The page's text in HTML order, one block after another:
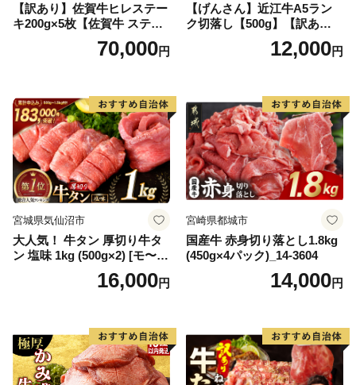
【訳あり】佐賀牛ヒレステー
キ200g×5枚【佐賀牛 ステー
キ ブランド肉 ヒレ肉 フィレ
肉 ジューシー ヘルシー】(H0
70,000円
【げんさん】近江牛A5ラン
ク切落し【500g】【訳あり】
12,000円
宮城県気仙沼市
大人気！ 牛タン 厚切り牛タ
ン 塩味 1kg (500g×2) [モ〜ラ
ンド 宮城県 気仙沼市 205646
60] 肉 牛肉 精肉 牛たん 牛タ
16,000円
宮崎県都城市
国産牛 赤身切り落とし1.8kg
(450g×4パック)_14-3604
14,000円